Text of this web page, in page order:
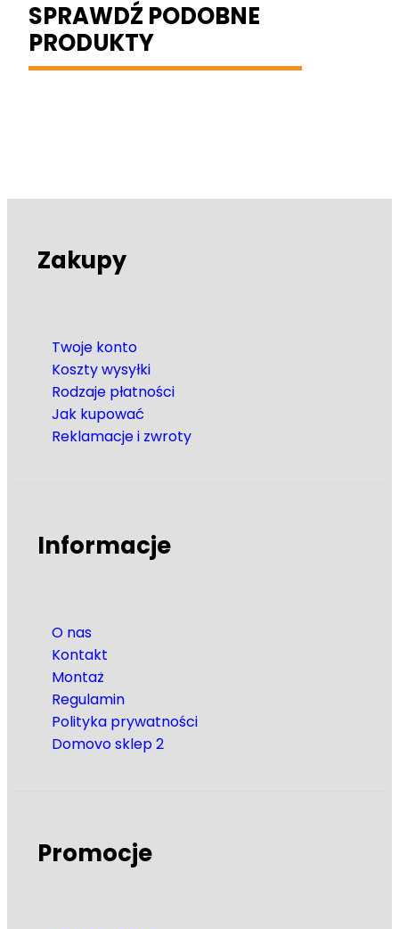
SPRAWDŹ PODOBNE
PRODUKTY
Zakupy
Twoje konto
Koszty wysyłki
Rodzaje płatności
Jak kupować
Reklamacje i zwroty
Informacje
O nas
Kontakt
Montaż
Regulamin
Polityka prywatności
Domovo sklep 2
Promocje